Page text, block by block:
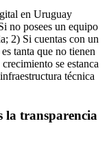
en Uruguay
no posees un equipo
2) Si cuentas con un
tanta que no tienen
se estanca
técnica
la transparencia